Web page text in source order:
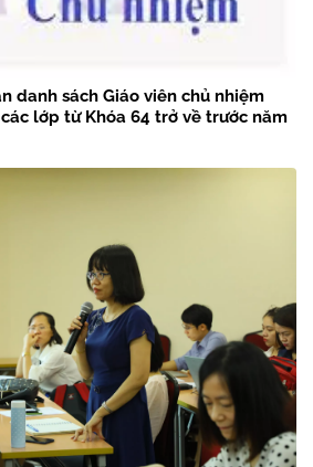
danh sách Giáo viên chủ nhiệm
lớp từ Khóa 64 trở về trước năm